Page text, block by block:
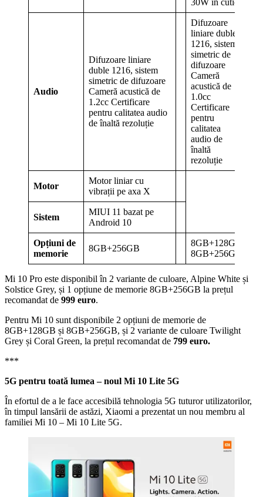
30W în cutie
Audio
Difuzoare liniare
duble 1216, sistem
simetric de difuzoare
Cameră acustică de
1.2cc Certificare
pentru calitatea audio
de înaltă rezoluție
Difuzoare
liniare duble
1216, sistem
simetric de
difuzoare
Cameră
acustică de
1.0cc
Certificare
pentru
calitatea
audio de
înaltă
rezoluție
Motor
Motor liniar cu
vibrații pe axa X
Sistem
MIUI 11 bazat pe
Android 10
Opțiuni de
memorie
8GB+256GB
8GB+128GB
8GB+256GB
Mi 10 Pro este disponibil în 2 variante de culoare, Alpine White și
Solstice Grey, și 1 opțiune de memorie 8GB+256GB la prețul
recomandat de 999 euro.
Pentru Mi 10 sunt disponibile 2 opțiuni de memorie de
8GB+128GB și 8GB+256GB, și 2 variante de culoare Twilight
Grey și Coral Green, la prețul recomandat de 799 euro.
***
5G pentru toată lumea – noul Mi 10 Lite 5G
În efortul de a le face accesibilă tehnologia 5G tuturor utilizatorilor,
în timpul lansării de astăzi, Xiaomi a prezentat un nou membru al
familiei Mi 10 – Mi 10 Lite 5G.